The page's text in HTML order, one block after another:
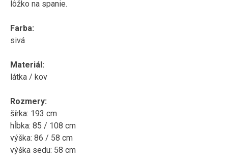
lôžko na spanie.
Farba:
sivá
Materiál:
látka / kov
Rozmery:
šírka: 193 cm
hĺbka: 85 / 108 cm
výška: 86 / 58 cm
výška sedu: 58 cm